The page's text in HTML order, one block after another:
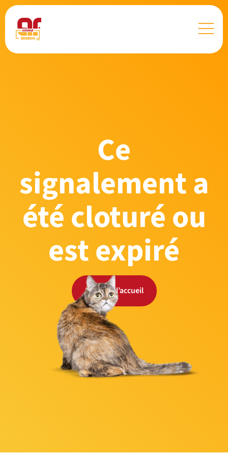
Ce
signalement a
été cloturé ou
est expiré
Retour à l’accueil